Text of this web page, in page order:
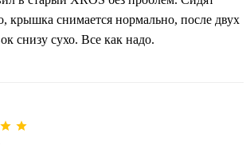
крышка снимается нормально, после двух
снизу сухо. Все как надо.